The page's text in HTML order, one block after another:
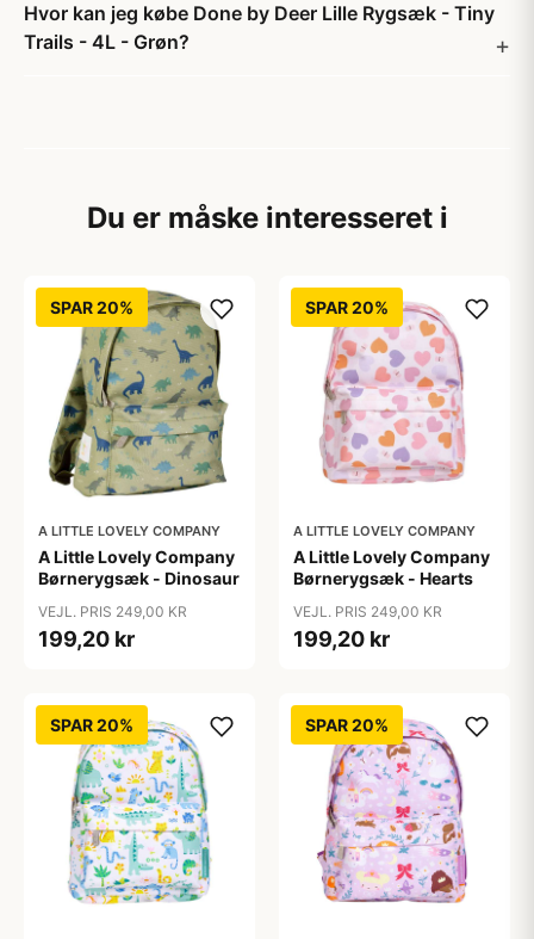
Hvor kan jeg købe Done by Deer Lille Rygsæk - Tiny
Trails - 4L - Grøn?
Du er måske interesseret i
SPAR 20%
A LITTLE LOVELY COMPANY
A Little Lovely Company
Børnerygsæk - Dinosaur
VEJL. PRIS 249,00 KR
199,20 kr
SPAR 20%
A LITTLE LOVELY COMPANY
A Little Lovely Company
Børnerygsæk - Hearts
VEJL. PRIS 249,00 KR
199,20 kr
SPAR 20% SPAR 20%